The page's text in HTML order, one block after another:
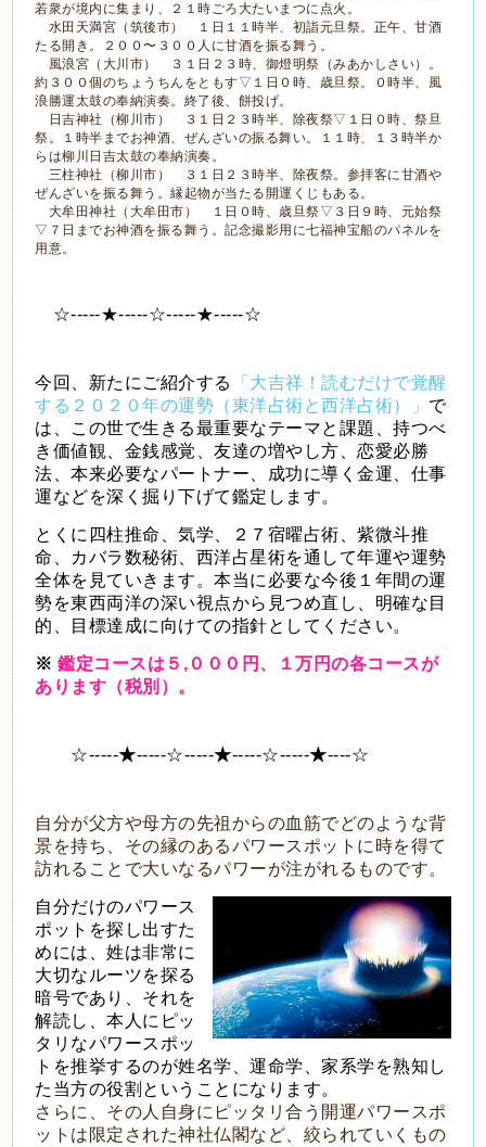
若衆が境内に集まり、２１時ごろ大たいまつに点火。
水田天満宮（筑後市） １日１１時半、初詣元旦祭。正午、甘酒
たる開き。２００〜３００人に甘酒を振る舞う。
風浪宮（大川市） ３１日２３時、御燈明祭（みあかしさい）。
約３００個のちょうちんをともす▽１日０時、歳旦祭。０時半、風
浪勝運太鼓の奉納演奏。終了後、餅投げ。
日吉神社（柳川市） ３１日２３時半、除夜祭▽１日０時、祭旦
祭。１時半までお神酒、ぜんざいの振る舞い。１１時、１３時半か
らは柳川日吉太鼓の奉納演奏。
三柱神社（柳川市） ３１日２３時半、除夜祭。参拝客に甘酒や
ぜんざいを振る舞う。縁起物が当たる開運くじもある。
大牟田神社（大牟田市） １日０時、歳旦祭▽３日９時、元始祭
▽７日までお神酒を振る舞う。記念撮影用に七福神宝船のパネルを
用意。
☆-----★-----☆-----★-----☆
今回、新たにご紹介する
「大吉祥！読むだけで覚醒
する２０２０年の運勢（東洋占術と西洋占術）」 で
は、この世で生きる最重要なテーマと課題、持つべ
き価値観、金銭感覚、友達の増やし方、恋愛必勝
法、本来必要なパートナー、成功に導く金運、仕事
運などを深く掘り下げて鑑定します。
とくに四柱推命、気学、２７宿曜占術、紫微斗推
命、カバラ数秘術、西洋占星術を通して年運や運勢
全体を見ていきます。本当に必要な今後１年間の運
勢を東西両洋の深い視点から見つめ直し、明確な目
的、目標達成に向けての指針としてください。
※鑑定コースは５,０００円、１万円の各コースが
あります（税別）。
☆-----★-----☆-----★-----☆-----★----☆
自分が父方や母方の先祖からの血筋でどのような背
景を持ち、その縁のあるパワースポットに時を得て
訪れることで大いなるパワーが注がれるものです。
自分だけのパワース
ポットを探し出すた
めには、姓は非常に
大切なルーツを探る
暗号であり、それを
解読し、本人にピッ
タリなパワースポッ
トを推挙するのが姓名学、運命学、家系学を熟知し
た当方の役割ということになります。
さらに、その人自身にピッタリ合う開運パワースポ
ットは限定された神社仏閣など、絞られていくもの